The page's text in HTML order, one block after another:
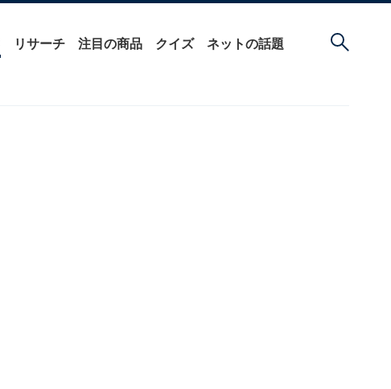
リサーチ 注目の商品 クイズ ネットの話題